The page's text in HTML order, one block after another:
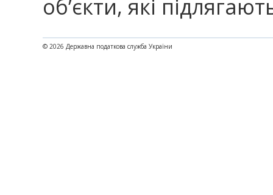
об’єкти, які
© 2026 Державна податкова служба України